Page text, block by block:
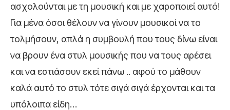
ασχολούνται με τη μουσική και με χαροποιεί αυτό!
Για μένα όσοι θέλουν να γίνουν μουσικοί να το
τολμήσουν, απλά η συμβουλή που τους δίνω είναι
να βρουν ένα στυλ μουσικής που να τους αρέσει
και να εστιάσουν εκεί πάνω .. αφού το μάθουν
καλά αυτό το στυλ τότε σιγά σιγά έρχονται και τα
υπόλοιπα είδη…